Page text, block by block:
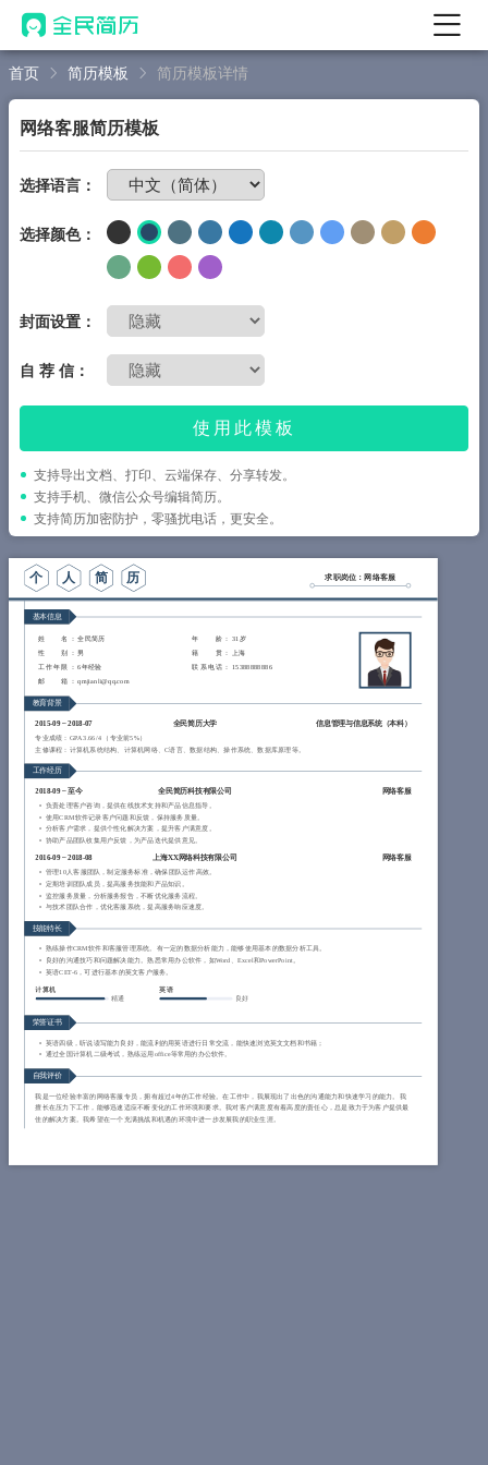
首页
AI 简历工具
AI 优化简历
AI 翻译简历
AI 诊断简历
AI 模拟面试
面试自我介绍
简历教程
登录 / 注册
首页 简历模板 简历模板详情
网络客服简历模板
选择语言：
选择颜色：
封面设置：
自 荐 信：
使用此模板
支持导出文档、打印、云端保存、分享转发。
支持手机、微信公众号编辑简历。
支持简历加密防护，零骚扰电话，更安全。
个 人 简 历 求职岗位：网络客服
基本信息
姓 名 ： 全民简历 年 龄 ： 31岁
性 别 ： 男 籍 贯 ： 上海
工作年限
： 6年经验 联系电话 ： 15388888886
邮 箱 ： qmjianli@qq.com
教育背景
2015-09~2018-07 全民简历大学 信息管理与信息系统（本科）
专业成绩：GPA 3.66/4 （专业前5%）
主修课程：计算机系统结构、计算机网络、C语言、数据结构、操作系统、数据库原理等。
工作经历
2018-09~至今 全民简历科技有限公司
网络客服
负责处理客户咨询，提供在线技术支持和产品信息指导。
使用CRM软件记录客户问题和反馈，保持服务质量。
分析客户需求，提供个性化解决方案，提升客户满意度。
协助产品团队收集用户反馈，为产品迭代提供意见。
2016-09~2018-08 上海XX网络科技有限公司
网络客服
管理10人客服团队，制定服务标准，确保团队运作高效。
定期培训团队成员，提高服务技能和产品知识。
监控服务质量，分析服务报告，不断优化服务流程。
与技术团队合作，优化客服系统，提高服务响应速度。
技能特长
熟练操作CRM软件和客服管理系统。有一定的数据分析能力，能够使用基本的数据分析工具。
良好的沟通技巧和问题解决能力。熟悉常用办公软件，如Word、Excel和PowerPoint。
英语CET-6，可进行基本的英文客户服务。
计算机
精通
英语
良好
荣誉证书
英语四级，听说读写能力良好，能流利的用英语进行日常交流，能快速浏览英文文档和书籍；
通过全国计算机二级考试，熟练运用office等常用的办公软件。
自我评价
我是一位经验丰富的网络客服专员，拥有超过4年的工作经验。在工作中，我展现出了出色的沟通能力和快速学习的能力。我
擅长在压力下工作，能够迅速适应不断变化的工作环境和要求。我对客户满意度有着高度的责任心，总是致力于为客户提供最
佳的解决方案。我希望在一个充满挑战和机遇的环境中进一步发展我的职业生涯。